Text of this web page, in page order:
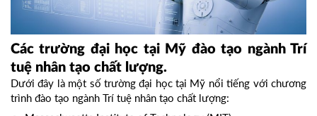
Các trường đại học tại Mỹ đào tạo ngành Trí
tuệ nhân tạo chất lượng.
Dưới đây là một số trường đại học tại Mỹ nổi tiếng với chương
trình đào tạo ngành Trí tuệ nhân tạo chất lượng: